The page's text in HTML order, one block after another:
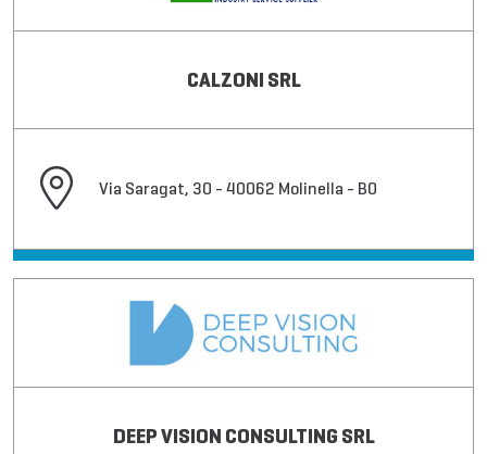
CALZONI SRL
Via Saragat, 30 - 40062 Molinella - BO
DEEP VISION CONSULTING SRL